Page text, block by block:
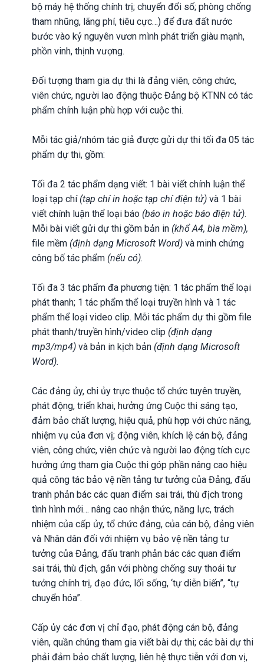
bộ máy hệ thống chính trị; chuyển đổi số; phòng chống
tham nhũng, lãng phí, tiêu cực…) để đưa đất nước
bước vào kỷ nguyên vươn mình phát triển giàu mạnh,
phồn vinh, thịnh vượng.
Đối tượng tham gia dự thi là đảng viên, công chức,
viên chức, người lao động thuộc Đảng bộ KTNN có tác
phẩm chính luận phù hợp với cuộc thi.
Mỗi tác giả/nhóm tác giả được gửi dự thi tối đa 05 tác
phẩm dự thi, gồm:
Tối đa 2 tác phẩm dạng viết: 1 bài viết chính luận thể
loại tạp chí (tạp chí in hoặc tạp chí điện tử) và 1 bài
viết chính luận thể loại báo (báo in hoặc báo điện tử).
Mỗi bài viết gửi dự thi gồm bản in (khổ A4, bìa mềm),
file mềm (định dạng Microsoft Word) và minh chứng
công bố tác phẩm (nếu có).
Tối đa 3 tác phẩm đa phương tiện: 1 tác phẩm thể loại
phát thanh; 1 tác phẩm thể loại truyền hình và 1 tác
phẩm thể loại video clip. Mỗi tác phẩm dự thi gồm file
phát thanh/truyền hình/video clip (định dạng
mp3/mp4) và bản in kịch bản (định dạng Microsoft
Word).
Các đảng ủy, chi ủy trực thuộc tổ chức tuyên truyền,
phát động, triển khai, hưởng ứng Cuộc thi sáng tạo,
đảm bảo chất lượng, hiệu quả, phù hợp với chức năng,
nhiệm vụ của đơn vị; động viên, khích lệ cán bộ, đảng
viên, công chức, viên chức và người lao động tích cực
hưởng ứng tham gia Cuộc thi góp phần nâng cao hiệu
quả công tác bảo vệ nền tảng tư tưởng của Đảng, đấu
tranh phản bác các quan điểm sai trái, thù địch trong
tình hình mới… nâng cao nhận thức, năng lực, trách
nhiệm của cấp ủy, tổ chức đảng, của cán bộ, đảng viên
và Nhân dân đối với nhiệm vụ bảo vệ nền tảng tư
tưởng của Đảng, đấu tranh phản bác các quan điểm
sai trái, thù địch, gắn với phòng chống suy thoái tư
tưởng chính trị, đạo đức, lối sống, ‘tự diễn biến”, “tự
chuyển hóa”.
Cấp ủy các đơn vị chỉ đạo, phát động cán bộ, đảng
viên, quần chúng tham gia viết bài dự thi; các bài dự thi
phải đảm bảo chất lượng, liên hệ thực tiễn với đơn vị,